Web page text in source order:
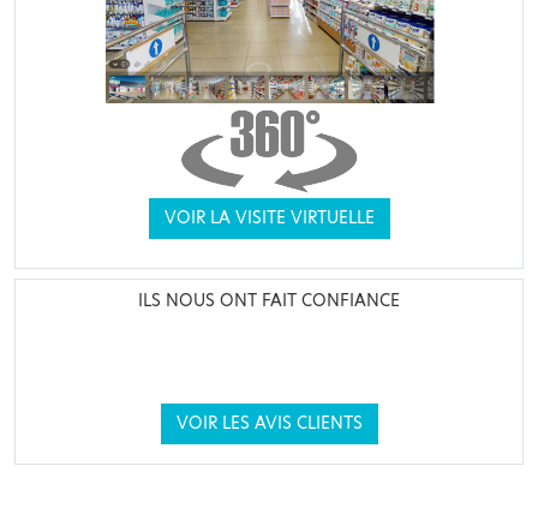
VOIR LA VISITE VIRTUELLE
ILS NOUS ONT FAIT CONFIANCE
VOIR LES AVIS CLIENTS